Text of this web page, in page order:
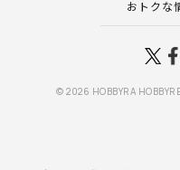
おトクな
© 2026 HOBBYRA